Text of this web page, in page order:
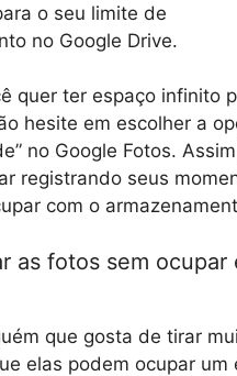
o seu limite de
no Google Drive.
quer ter espaço infinito
hesite em escolher a
no Google Fotos.
registrando seus
com o
as fotos sem ocupar
que gosta de tirar
elas podem ocupar um